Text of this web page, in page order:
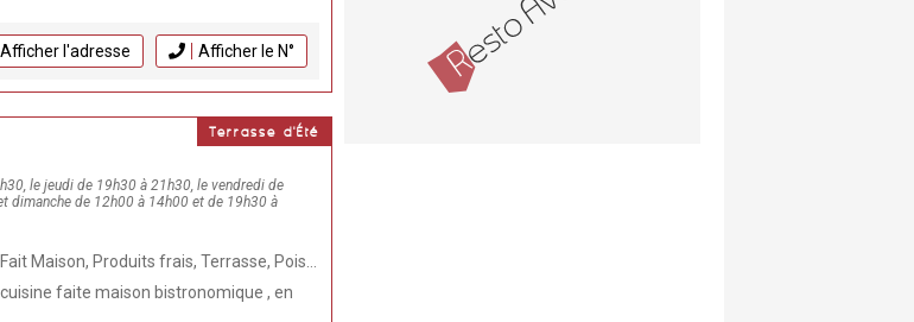
Afficher l'adresse Afficher le N°
Terrasse d'Été
le jeudi de 19h30 à 21h30, le vendredi de
dimanche de 12h00 à 14h00 et de 19h30 à
Animaux bienvenus, Repas de groupe, Cuisine française, Bistronomique, Vegan, Végétarien, Viande
faite maison bistronomique , en